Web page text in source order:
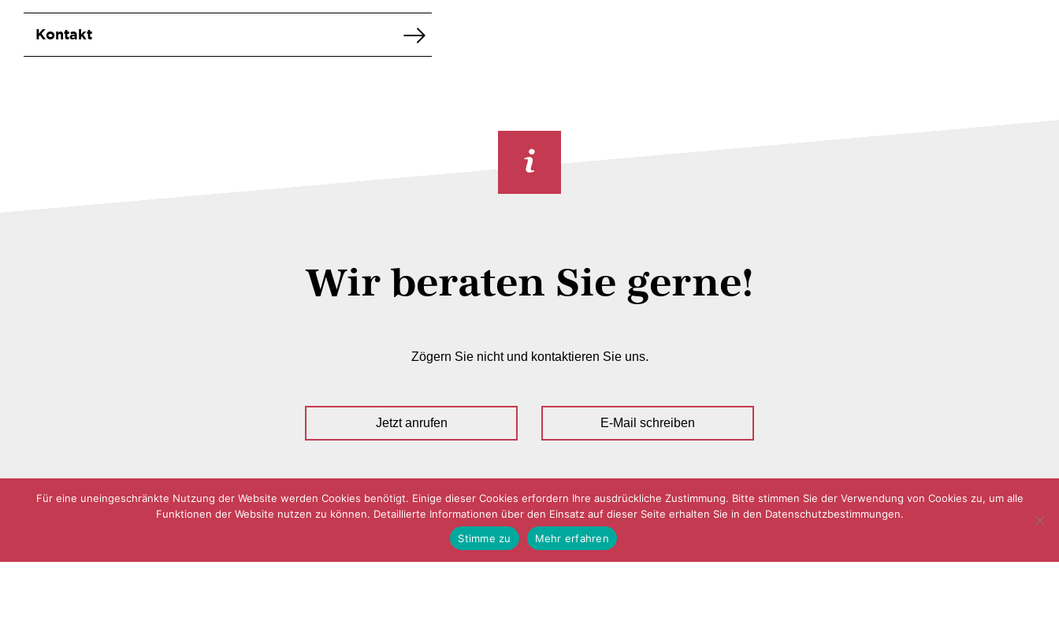
Kontakt
Wir beraten Sie gerne!
Zögern Sie nicht und kontaktieren Sie uns.
Jetzt anrufen E-Mail schreiben
Impressum
Für eine uneingeschränkte Nutzung der Website werden Cookies benötigt. Einige dieser Cookies erfordern Ihre ausdrückliche Zustimmung. Bitte stimmen Sie der Verwendung von Cookies zu, um alle
Funktionen der Website nutzen zu können. Detaillierte Informationen über den Einsatz auf dieser Seite erhalten Sie in den Datenschutzbestimmungen.
Stimme zu
Mehr erfahren